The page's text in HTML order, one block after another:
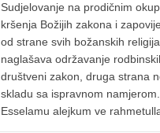
Sudjelovanje na prodičnim
kršenja Božijih zakona i
od strane svih božanskih
naglašava održavanje
društveni zakon, druga strana
skladu sa ispravnom namjerom.
Esselamu alejkum ve